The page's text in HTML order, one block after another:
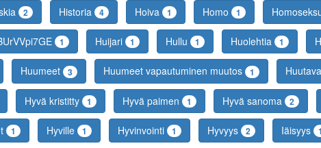
2 Historia 4 Hoiva 1 Homo 1
1 Huijari 1 Hullu 1 Huolehtia 1
Huumeet 3 Huumeet vapautuminen muutos 1
Hyvä kristitty 1 Hyvä paimen 1 Hyvä sanoma 2
1 Hyville 1 Hyvinvointi 1 Hyvyys 2 Iäisyys 1